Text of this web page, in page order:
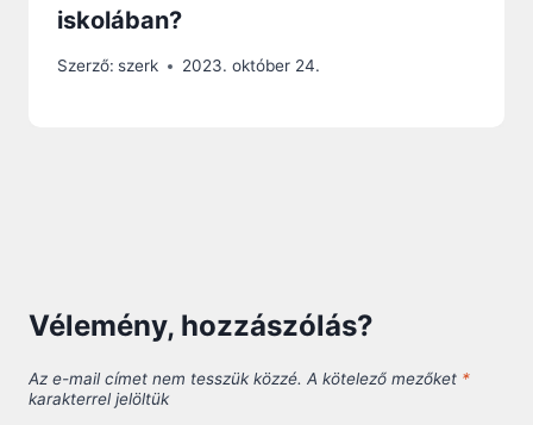
iskolában?
Szerző: szerk 2023. október 24.
Vélemény, hozzászólás?
Az e-mail címet nem tesszük közzé. A kötelező mezőket *
karakterrel jelöltük